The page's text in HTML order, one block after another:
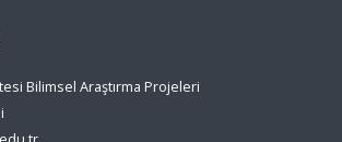
Bilimsel Araştırma Projeleri